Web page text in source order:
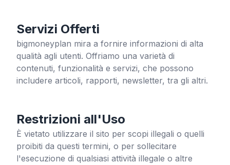
Servizi Offerti
bigmoneyplan mira a fornire informazioni di alta
qualità agli utenti. Offriamo una varietà di
contenuti, funzionalità e servizi, che possono
includere articoli, rapporti, newsletter, tra gli altri.
Restrizioni all'Uso
È vietato utilizzare il sito per scopi illegali o quelli
proibiti da questi termini, o per sollecitare
l'esecuzione di qualsiasi attività illegale o altre